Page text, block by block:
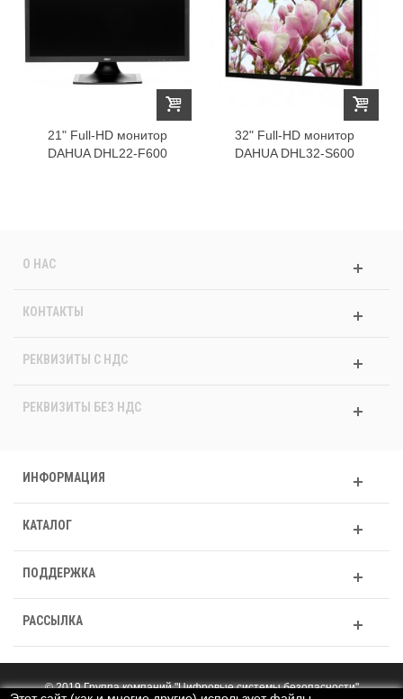
21" Full-HD монитор
DAHUA DHL22-F600
32" Full-HD монитор
DAHUA DHL32-S600
О НАС
КОНТАКТЫ
РЕКВИЗИТЫ C НДС
РЕКВИЗИТЫ БЕЗ НДС
ИНФОРМАЦИЯ
КАТАЛОГ
ПОДДЕРЖКА
РАССЫЛКА
© 2019 Группа компаний "Цифровые системы безопасности"